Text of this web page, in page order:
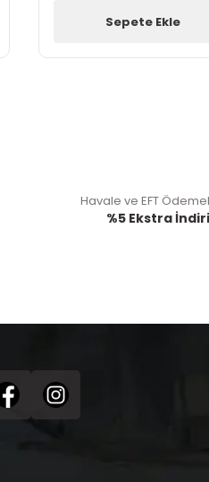
Sepete Ekle
Havale ve EFT
%5 Ekstra